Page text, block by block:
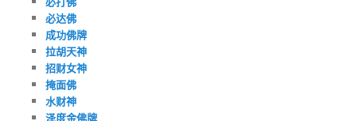
必达佛
成功佛牌
拉胡天神
招财女神
掩面佛
水财神
泽度金佛牌